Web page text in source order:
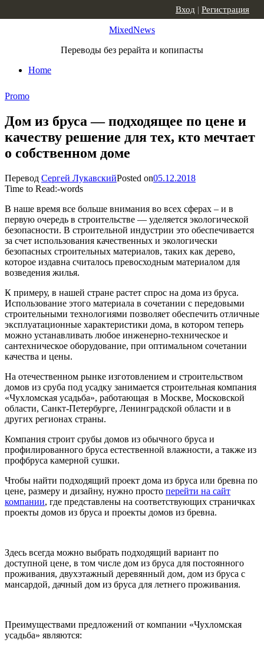
MixedNews
Переводы без рерайта и копипасты
Home
Вход | Регистрация
Promo
Дом из бруса — подходящее по цене и
качеству решение для тех, кто мечтает
о собственном доме
Перевод Сергей ЛукавскийPosted on05.12.2018
Time to Read:-words
В наше время все больше внимания во всех сферах – и в
первую очередь в строительстве — уделяется экологической
безопасности. В строительной индустрии это обеспечивается
за счет использования качественных и экологически
безопасных строительных материалов, таких как дерево,
которое издавна считалось превосходным материалом для
возведения жилья.
К примеру, в нашей стране растет спрос на дома из бруса.
Использование этого материала в сочетании с передовыми
строительными технологиями позволяет обеспечить отличные
эксплуатационные характеристики дома, в котором теперь
можно устанавливать любое инженерно-техническое и
сантехническое оборудование, при оптимальном сочетании
качества и цены.
На отечественном рынке изготовлением и строительством
домов из сруба под усадку занимается строительная компания
«Чухломская усадьба», работающая в Москве, Московской
области, Санкт-Петербурге, Ленинградской области и в
других регионах страны.
Компания строит срубы домов из обычного бруса и
профилированного бруса естественной влажности, а также из
профбруса камерной сушки.
Чтобы найти подходящий проект дома из бруса или бревна по
цене, размеру и дизайну, нужно просто перейти на сайт
компании, где представлены на соответствующих страничках
проекты домов из бруса и проекты домов из бревна.
Здесь всегда можно выбрать подходящий вариант по
доступной цене, в том числе дом из бруса для постоянного
проживания, двухэтажный деревянный дом, дом из бруса с
мансардой, дачный дом из бруса для летнего проживания.
Преимуществами предложений от компании «Чухломская
усадьба» являются: